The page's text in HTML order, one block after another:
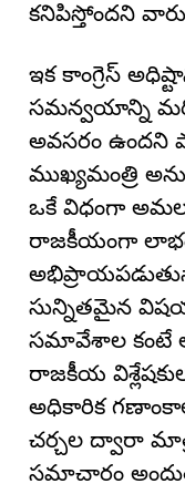
కనిపిస్తోందని వారు
ఇక కాంగ్రెస్
సమన్వయాన్ని
అవసరం ఉందని
ముఖ్యమంత్రి
ఒకే విధంగా
రాజకీయంగా లాభం
సున్నితమైన
సమావేశాల కంటే
రాజకీయ
అధికారిక
చర్చల ద్వారా
సమాచారం